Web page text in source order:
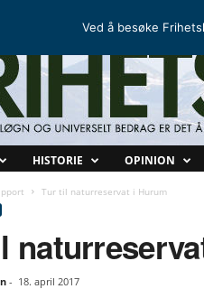
HISTORIE OPINION
Tur til naturreservat i Hurum
- 18. april 2017
Ved å besøke